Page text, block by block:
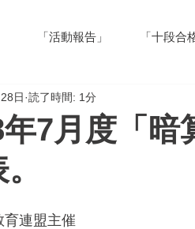
「活動報告」 「十段合
7月度「暗
日 読了時間: 1分
育連盟主催